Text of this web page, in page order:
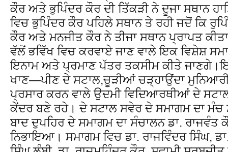
ਕੌਰ ਅਤੇ ਭੁਪਿੰਦਰ ਕੌਰ ਦੀ ਤਿੱਕੜੀ ਨੇ ਦੂਜਾ ਸਥਾਨ
ਵਿਚ ਭੁਪਿੰਦਰ ਕੌਰ ਪਹਿਲੇ ਸਥਾਨ ਤੇ ਰਹੀ ਜਦੋਂ ਕਿ
ਕੌਰ ਅਤੇ ਮਨਜੀਤ ਕੌਰ ਨੇ ਤੀਜਾ ਸਥਾਨ ਪ੍ਰਾਪਤ
ਵੱਲੋਂ ਭਵਿੱਖ ਵਿਚ ਕਰਵਾਏ ਜਾਣ ਵਾਲੇ ਇਕ ਵਿਸ਼ੇਸ਼
ਇਨਾਮ ਅਤੇ ਪ੍ਰਮਾਣ ਪੱਤਰ ਤਕਸੀਮ ਕੀਤੇ
ਖਾਣ—ਪੀਣ ਦੇ ਸਟਾਲ,ਚੂੜੀਆਂ ਚੜ੍ਹਾਉਂਦਾ
ਪ੍ਰਸਾਰ ਕਰਨ ਵਾਲੇ ਉਦਮੀ ਵਿਦਿਆਰਥੀਆਂ ਦੇ
ਕੇਂਦਰ ਬਣੇ ਰਹੇ। ਦੇ ਸਟਾਲ ਸਵੇਰ ਦੇ ਸਮਾਗਮ ਦਾ
ਬਾਦ ਦੁਪਹਿਰ ਦੇ ਸਮਾਗਮ ਦਾ ਸੰਚਾਲਨ ਡਾ. ਰਾਜਵੰਤ
ਨਿਭਾਇਆ। ਸਮਾਗਮ ਵਿਚ ਡਾ. ਰਾਜਵਿੰਦਰ ਸਿੰਘ,